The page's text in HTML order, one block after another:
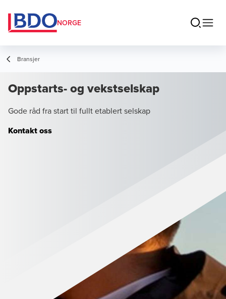
NORGE
Bransjer
Oppstarts- og vekstselskap
Gode råd fra start til fullt etablert selskap
Kontakt oss